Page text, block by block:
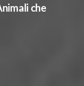
che